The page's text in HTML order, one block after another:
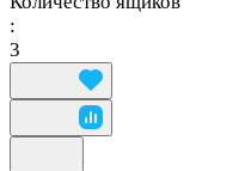
:
3